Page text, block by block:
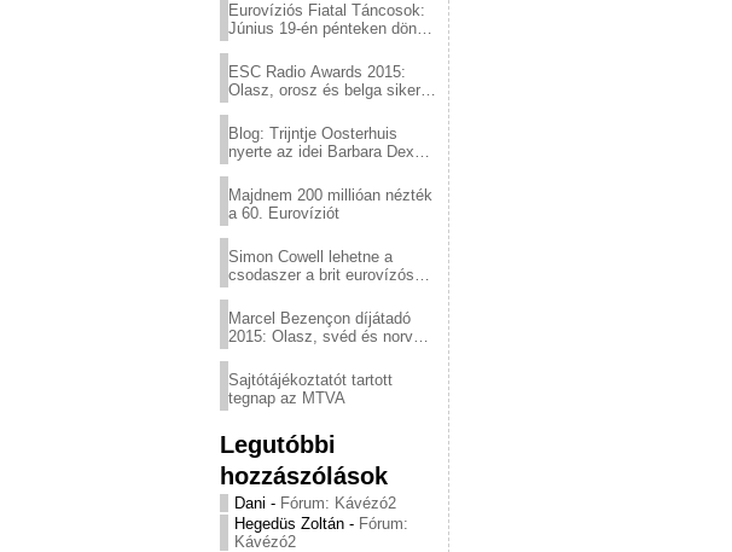
Eurovíziós Fiatal Táncosok:
Június 19-én pénteken döntő
ESC Radio Awards 2015:
Olasz, orosz és belga siker,
Blog: Trijntje Oosterhuis
nyerte az idei Barbara Dex
Majdnem 200 millióan nézték
a 60. Eurovíziót
Simon Cowell lehetne a
csodaszer a brit eurovízós
Marcel Bezençon díjátadó
2015: Olasz, svéd és norvég
Sajtótájékoztatót tartott
tegnap az MTVA
Legutóbbi
hozzászólások
Dani - Fórum: Kávézó2
Hegedüs Zoltán - Fórum:
Kávézó2